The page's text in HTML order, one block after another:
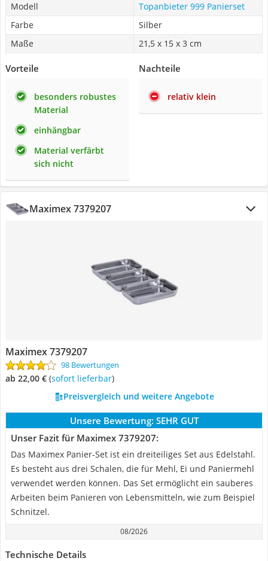
Modell
Topanbieter 999 Panierset
Farbe
Silber
Maße
21,5 x 15 x 3 cm
Vorteile
besonders robustes
Material
einhängbar
Material verfärbt
sich nicht
Nachteile
relativ klein
Maximex 7379207
Maximex 7379207
98 Bewertungen
ab 22,00 € ( Sofort lieferbar)
Preisvergleich und weitere Angebote
Unsere Bewertung: SEHR GUT
Unser Fazit für Maximex 7379207:
Das Maximex Panier-Set ist ein dreiteiliges Set aus Edelstahl.
Es besteht aus drei Schalen, die für Mehl, Ei und Paniermehl
verwendet werden können. Das Set ermöglicht ein sauberes
Arbeiten beim Panieren von Lebensmitteln, wie zum Beispiel
Schnitzel.
08/2026
Technische Details